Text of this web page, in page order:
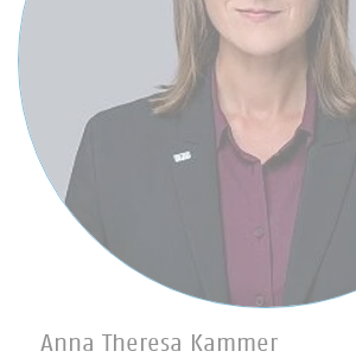
Anna Theresa Kammer